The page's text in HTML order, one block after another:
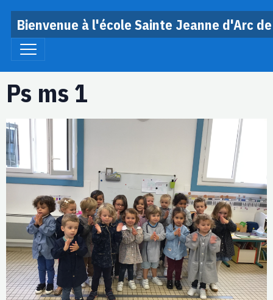
Bienvenue à l'école Sainte Jeanne d'Arc
Ps ms 1